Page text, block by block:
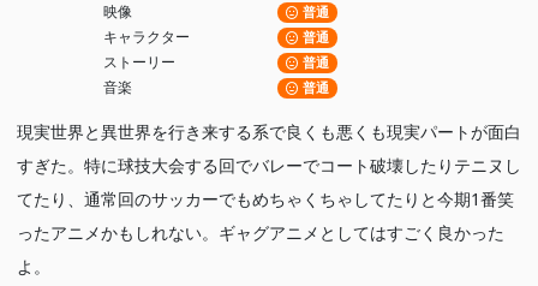
映像 普通
キャラクター 普通
ストーリー 普通
音楽 普通
現実世界と異世界を行き来する系で良くも悪くも現実パートが面白
すぎた。特に球技大会する回でバレーでコート破壊したりテニヌし
てたり、通常回のサッカーでもめちゃくちゃしてたりと今期1番笑
ったアニメかもしれない。ギャグアニメとしてはすごく良かった
よ。